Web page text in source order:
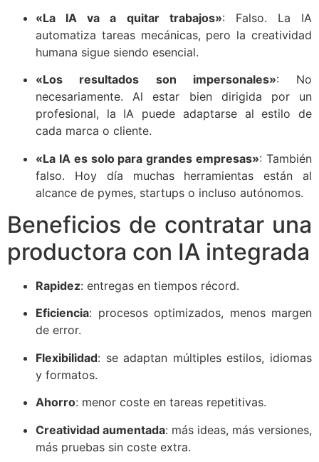
«La IA va a quitar trabajos»: Falso. La IA
automatiza tareas mecánicas, pero la creatividad
humana sigue siendo esencial.
«Los resultados son impersonales»: No
necesariamente. Al estar bien dirigida por un
profesional, la IA puede adaptarse al estilo de
cada marca o cliente.
«La IA es solo para grandes empresas»: También
falso. Hoy día muchas herramientas están al
alcance de pymes, startups o incluso autónomos.
Beneficios de contratar una
productora con IA integrada
Rapidez: entregas en tiempos récord.
Eficiencia: procesos optimizados, menos margen
de error.
Flexibilidad: se adaptan múltiples estilos, idiomas
y formatos.
Ahorro: menor coste en tareas repetitivas.
Creatividad aumentada: más ideas, más versiones,
más pruebas sin coste extra.